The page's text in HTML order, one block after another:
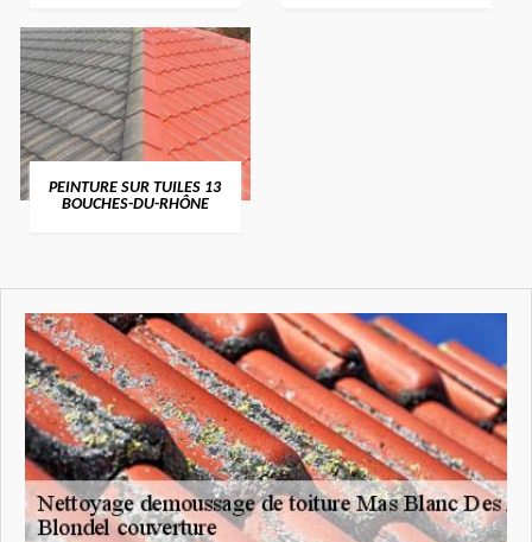
PEINTURE SUR TUILES 13
BOUCHES-DU-RHÔNE